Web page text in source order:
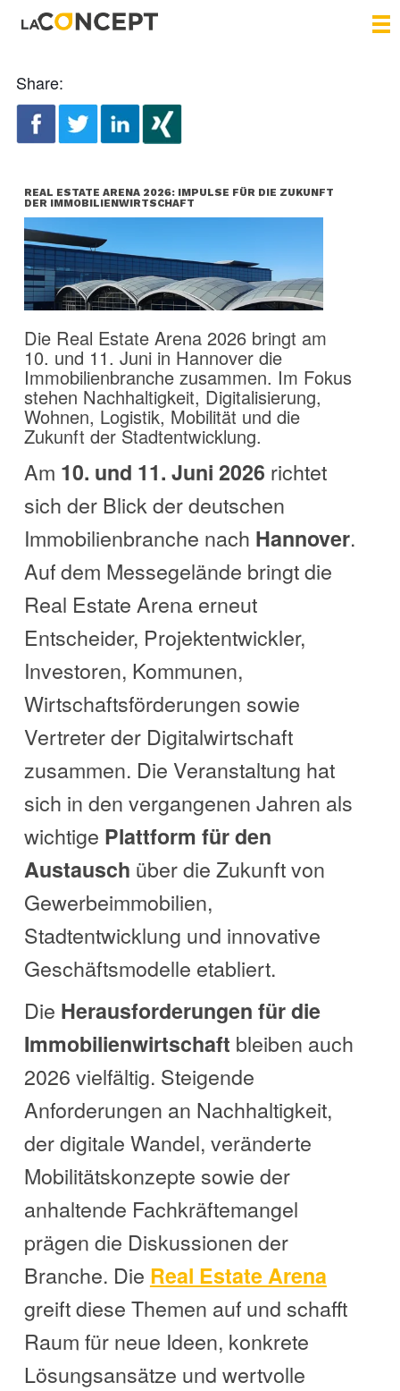
Share:
REAL ESTATE ARENA 2026: IMPULSE FÜR DIE ZUKUNFT
DER IMMOBILIENWIRTSCHAFT
Die Real Estate Arena 2026 bringt am
10. und 11. Juni in Hannover die
Immobilienbranche zusammen. Im Fokus
stehen Nachhaltigkeit, Digitalisierung,
Wohnen, Logistik, Mobilität und die
Zukunft der Stadtentwicklung.
Am 10. und 11. Juni 2026 richtet
sich der Blick der deutschen
Immobilienbranche nach Hannover.
Auf dem Messegelände bringt die
Real Estate Arena erneut
Entscheider, Projektentwickler,
Investoren, Kommunen,
Wirtschaftsförderungen sowie
Vertreter der Digitalwirtschaft
zusammen. Die Veranstaltung hat
sich in den vergangenen Jahren als
wichtige Plattform für den
Austausch über die Zukunft von
Gewerbeimmobilien,
Stadtentwicklung und innovative
Geschäftsmodelle etabliert.
Die Herausforderungen für die
Immobilienwirtschaft bleiben auch
2026 vielfältig. Steigende
Anforderungen an Nachhaltigkeit,
der digitale Wandel, veränderte
Mobilitätskonzepte sowie der
anhaltende Fachkräftemangel
prägen die Diskussionen der
Branche. Die Real Estate Arena
greift diese Themen auf und schafft
Raum für neue Ideen, konkrete
Lösungsansätze und wertvolle